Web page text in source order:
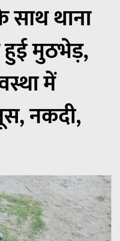
साथ थाना
हुई मुठभेड़,
में
नकदी,